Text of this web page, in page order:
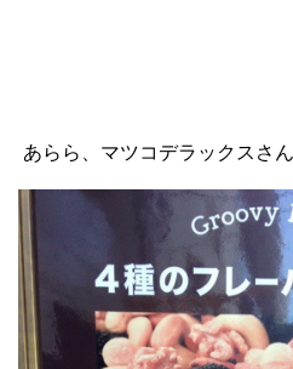
あらら、マツコデラックスさ